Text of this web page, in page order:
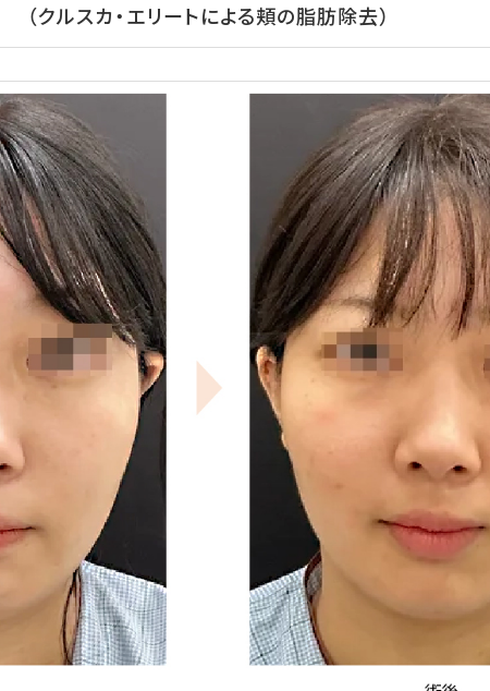
（クルスカ・エリートによる頬の脂肪除去）